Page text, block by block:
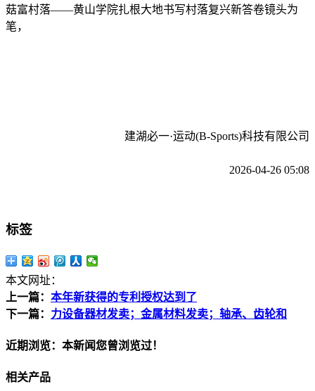
菇富村落——黄山学院扎根大地书写村落复兴新答卷镜头为
笔，
建湖必一·运动(B-Sports)科技有限公司
2026-04-26 05:08
标签
本文网址：
上一篇： 本年新获得的专利授权达到了
下一篇： 力设备器材发卖；金属材料发卖；轴承、齿轮和
近期浏览：本新闻您曾浏览过！
相关产品